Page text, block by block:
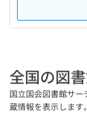
全国の図
国立国会図書館サ
蔵情報を表示します。